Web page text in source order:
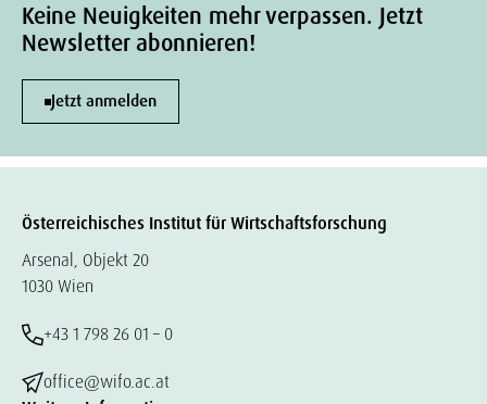
Keine Neuigkeiten mehr verpassen. Jetzt
Newsletter abonnieren!
Jetzt anmelden
Österreichisches Institut für Wirtschaftsforschung
Arsenal, Objekt 20
1030 Wien
+43 1 798 26 01 – 0
office@wifo.ac.at